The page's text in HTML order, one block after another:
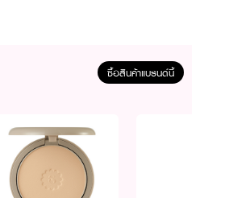
ซื้อสินค้าแบรนด์นี้